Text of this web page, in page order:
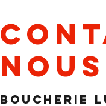
Boucherie